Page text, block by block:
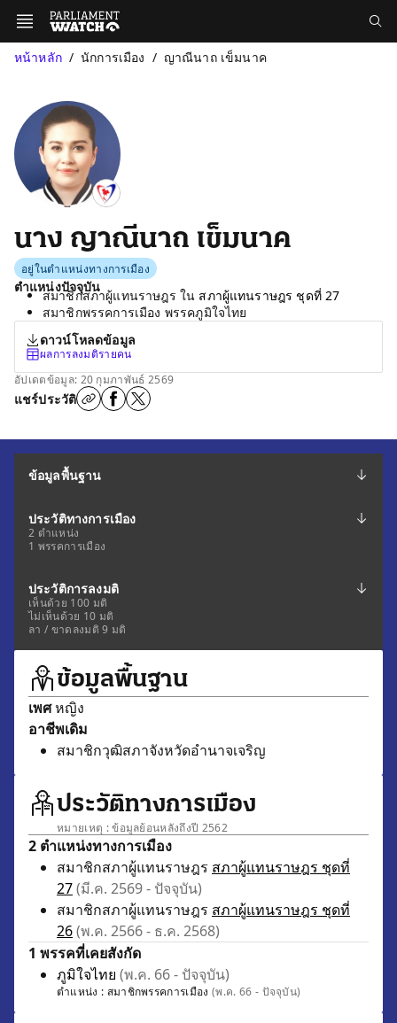
หน้าหลัก นักการเมือง ญาณีนาถ เข็มนาค
นาง ญาณีนาถ เข็มนาค
อยู่ในตำแหน่งทางการเมือง
ตำแหน่งปัจจุบัน
สมาชิกสภาผู้แทนราษฎร ใน สภาผู้แทนราษฎร ชุดที่ 27
สมาชิกพรรคการเมือง พรรคภูมิใจไทย
ดาวน์โหลดข้อมูล
ผลการลงมติรายคน
อัปเดตข้อมูล: 20 กุมภาพันธ์ 2569
แชร์ประวัติ
ข้อมูลพื้นฐาน
ประวัติทางการเมือง
2 ตำแหน่ง
1 พรรคการเมือง
ประวัติการลงมติ
เห็นด้วย 100 มติ
ไม่เห็นด้วย 10 มติ
ลา / ขาดลงมติ 9 มติ
ข้อมูลพื้นฐาน
เพศหญิง
อาชีพเดิม
สมาชิกวุฒิสภาจังหวัดอำนาจเจริญ
ประวัติทางการเมือง
หมายเหตุ : ข้อมูลย้อนหลังถึงปี 2562
2 ตำแหน่งทางการเมือง
สมาชิกสภาผู้แทนราษฎร สภาผู้แทนราษฎร ชุดที่
27(มี.ค. 2569 - ปัจจุบัน)
สมาชิกสภาผู้แทนราษฎร สภาผู้แทนราษฎร ชุดที่
26(พ.ค. 2566 - ธ.ค. 2568)
1 พรรคที่เคยสังกัด
ภูมิใจไทย (พ.ค. 66 - ปัจจุบัน)
ตำแหน่ง : สมาชิกพรรคการเมือง(พ.ค. 66 - ปัจจุบัน)